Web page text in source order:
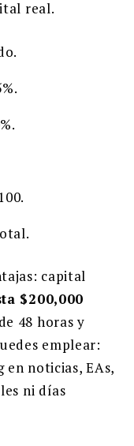
real.
capital
$200,000
48 horas y
emplear:
noticias, EAs,
ni días